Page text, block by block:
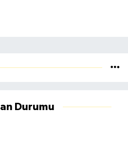
Durumu